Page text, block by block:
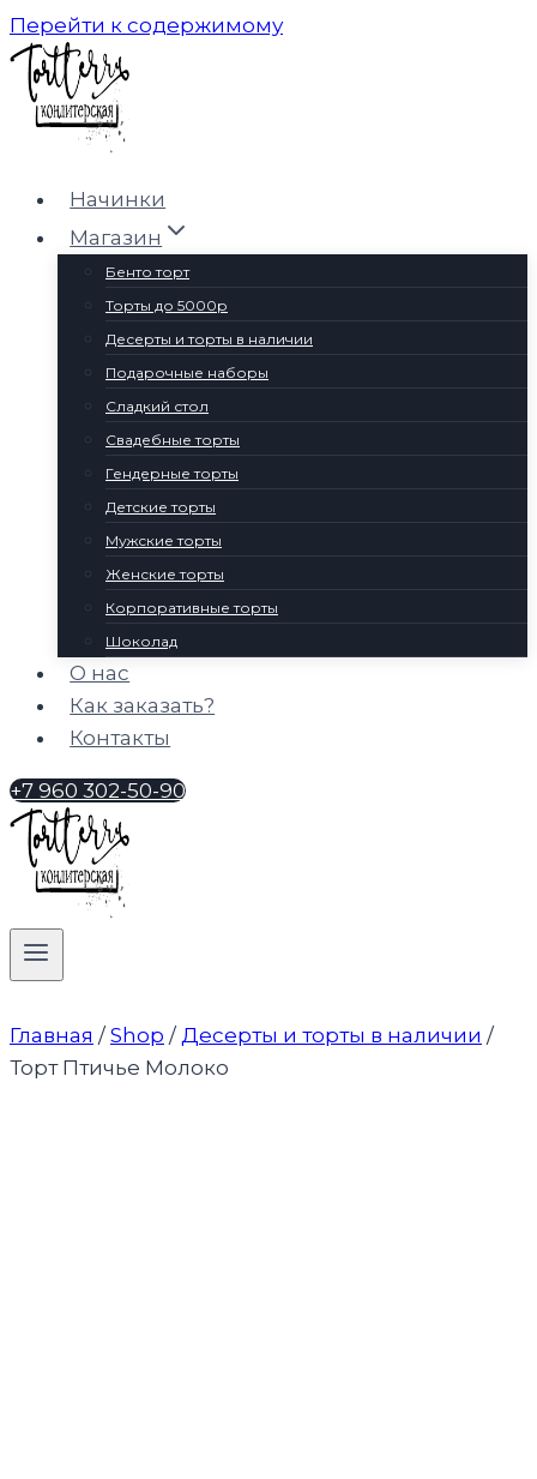
Перейти к содержимому
Начинки
Магазин
Бенто торт
Торты до 5000р
Десерты и торты в наличии
Подарочные наборы
Сладкий стол
Свадебные торты
Гендерные торты
Детские торты
Мужские торты
Женские торты
Корпоративные торты
Шоколад
О нас
Как заказать?
Контакты
+7 960 302-50-90
Главная / Shop / Десерты и торты в наличии /
Торт Птичье Молоко